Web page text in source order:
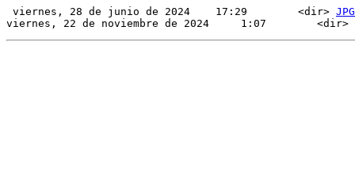
viernes, 28 de junio de 2024    17:29        <dir> JPG
viernes, 22 de noviembre de 2024     1:07        <dir>